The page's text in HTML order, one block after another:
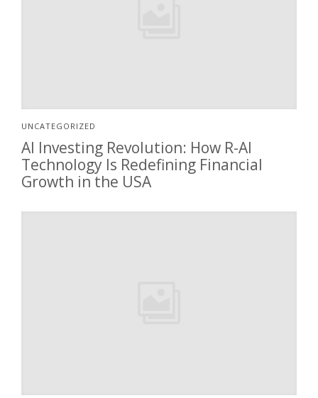
UNCATEGORIZED
AI Investing Revolution: How R-AI
Technology Is Redefining Financial
Growth in the USA